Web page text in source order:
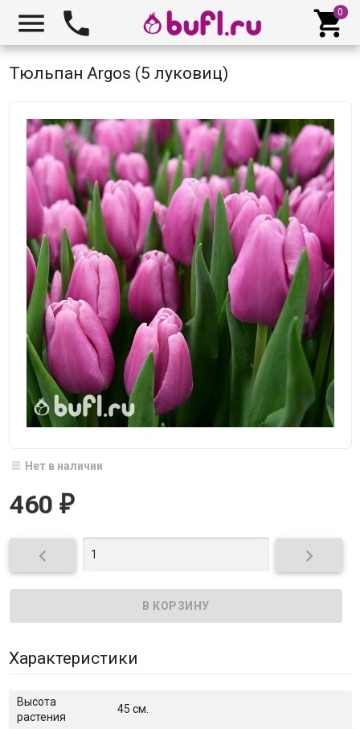
  
Тюльпан Argos (5 луковиц)
Нет в наличии
460 ₽
 
Характеристики
Высота
растения
45 см.